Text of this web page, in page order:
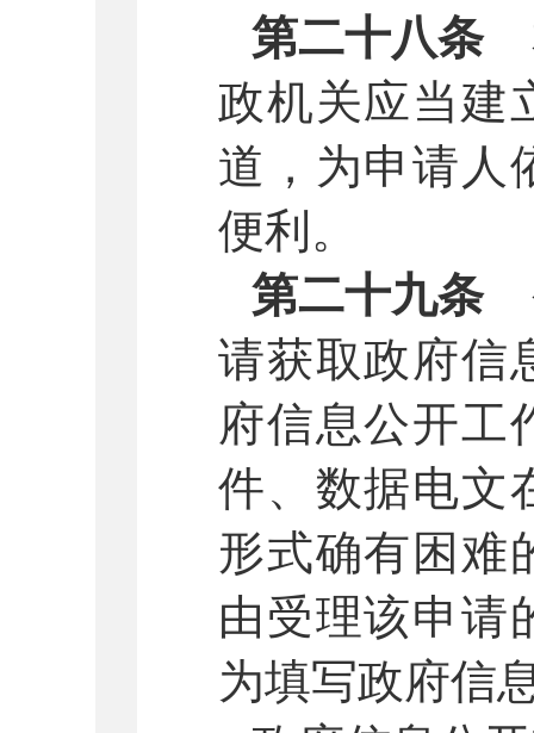
第二十八条
政机关应当建
道，为申请人
便利。
第二十九条
请获取政府信
府信息公开工
件、数据电文
形式确有困难
由受理该申请
为填写政府信